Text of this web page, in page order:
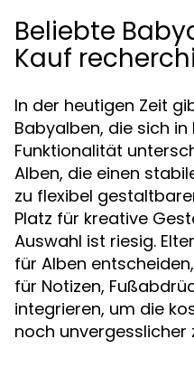
Beliebte
Kauf
In der heutigen Zeit
Babyalben, die sich
Funktionalität
Alben, die einen
zu flexibel
Platz für kreative
Auswahl ist riesig.
für Alben
für Notizen,
integrieren, um die
noch unvergesslicher